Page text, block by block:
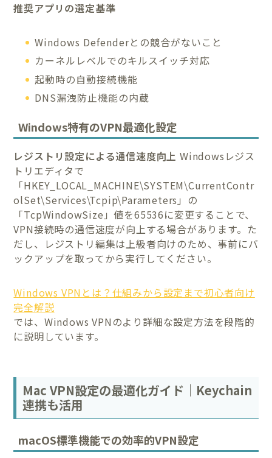
推奨アプリの選定基準
Windows Defenderとの競合がないこと
カーネルレベルでのキルスイッチ対応
起動時の自動接続機能
DNS漏洩防止機能の内蔵
Windows特有のVPN最適化設定
レジストリ設定による通信速度向上 Windowsレジス
トリエディタで
「HKEY_LOCAL_MACHINE\SYSTEM\CurrentContr
olSet\Services\Tcpip\Parameters」の
「TcpWindowSize」値を65536に変更することで、
VPN接続時の通信速度が向上する場合があります。た
だし、レジストリ編集は上級者向けのため、事前にバ
ックアップを取ってから実行してください。
Windows VPNとは？仕組みから設定まで初心者向け
完全解説
では、Windows VPNのより詳細な設定方法を段階的
に説明しています。
Mac VPN設定の最適化ガイド｜Keychain
連携も活用
macOS標準機能での効率的VPN設定